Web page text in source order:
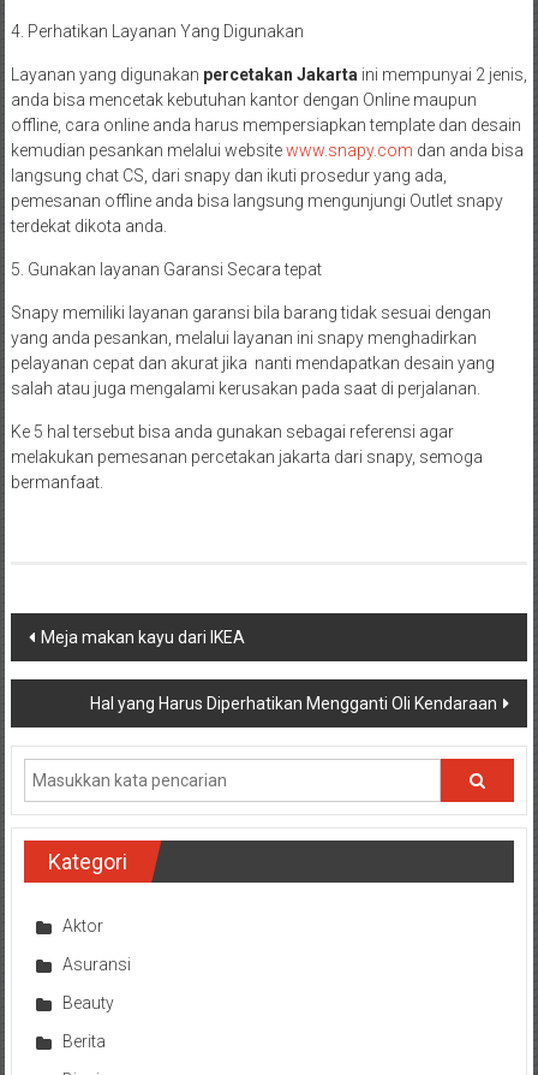
4. Perhatikan Layanan Yang Digunakan
Layanan yang digunakan percetakan Jakarta ini mempunyai 2 jenis,
anda bisa mencetak kebutuhan kantor dengan Online maupun
offline, cara online anda harus mempersiapkan template dan desain
kemudian pesankan melalui websitewww.snapy.com dan anda bisa
langsung chat CS, dari snapy dan ikuti prosedur yang ada,
pemesanan offline anda bisa langsung mengunjungi Outlet snapy
terdekat dikota anda.
5. Gunakan layanan Garansi Secara tepat
Snapy memiliki layanan garansi bila barang tidak sesuai dengan
yang anda pesankan, melalui layanan ini snapy menghadirkan
pelayanan cepat dan akurat jika nanti mendapatkan desain yang
salah atau juga mengalami kerusakan pada saat di perjalanan.
Ke 5 hal tersebut bisa anda gunakan sebagai referensi agar
melakukan pemesanan percetakan jakarta dari snapy, semoga
bermanfaat.
Navigasi
pos
Meja makan kayu dari IKEA
Hal yang Harus Diperhatikan Mengganti Oli Kendaraan
Kategori
Aktor
Asuransi
Beauty
Berita